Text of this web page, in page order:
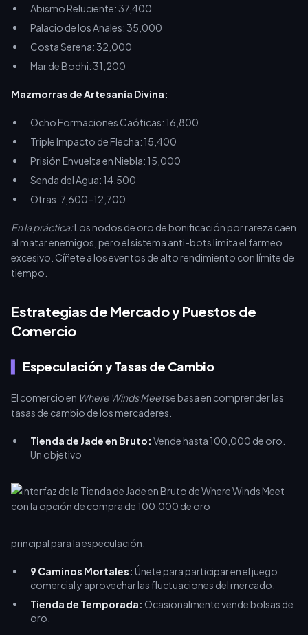
Abismo Reluciente: 37,400
Palacio de los Anales: 35,000
Costa Serena: 32,000
Mar de Bodhi: 31,200
Mazmorras de Artesanía Divina:
Ocho Formaciones Caóticas: 16,800
Triple Impacto de Flecha: 15,400
Prisión Envuelta en Niebla: 15,000
Senda del Agua: 14,500
Otras: 7,600–12,700
En la práctica:Los nodos de oro de bonificación por rareza caen
al matar enemigos, pero el sistema anti-bots limita el farmeo
excesivo. Cíñete a los eventos de alto rendimiento con límite de
tiempo.
Estrategias de Mercado y Puestos de
Comercio
Especulación y Tasas de Cambio
El comercio en Where Winds Meetse basa en comprender las
tasas de cambio de los mercaderes.
Tienda de Jade en Bruto: Vende hasta 100,000 de oro.
Un objetivo
principal para la especulación.
9 Caminos Mortales: Únete para participar en el juego
comercial y aprovechar las fluctuaciones del mercado.
Tienda de Temporada: Ocasionalmente vende bolsas de
oro.